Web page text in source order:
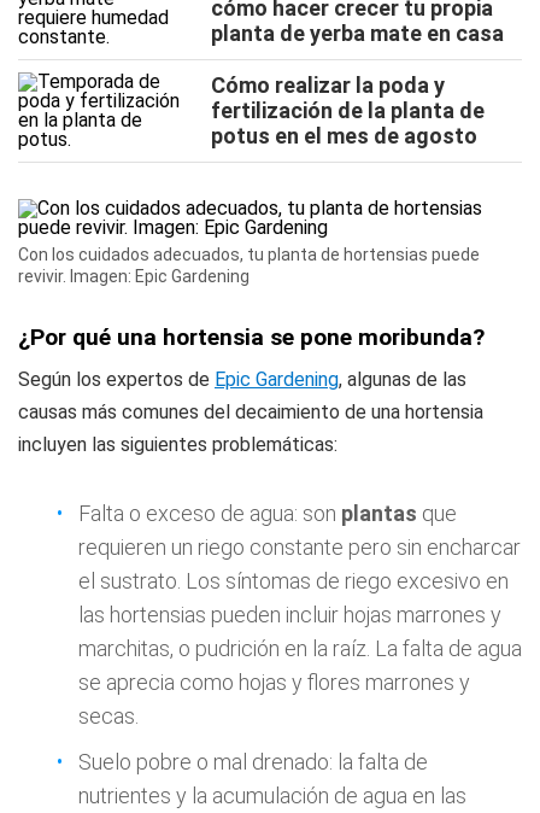
cómo hacer crecer tu propia
planta de yerba mate en casa
Cómo realizar la poda y
fertilización de la planta de
potus en el mes de agosto
Con los cuidados adecuados, tu planta de hortensias puede
revivir. Imagen: Epic Gardening
¿Por qué una hortensia se pone moribunda?
Según los expertos de Epic Gardening, algunas de las
causas más comunes del decaimiento de una hortensia
incluyen las siguientes problemáticas:
Falta o exceso de agua: son plantas que
requieren un riego constante pero sin encharcar
el sustrato. Los síntomas de riego excesivo en
las hortensias pueden incluir hojas marrones y
marchitas, o pudrición en la raíz. La falta de agua
se aprecia como hojas y flores marrones y
secas.
Suelo pobre o mal drenado: la falta de
nutrientes y la acumulación de agua en las